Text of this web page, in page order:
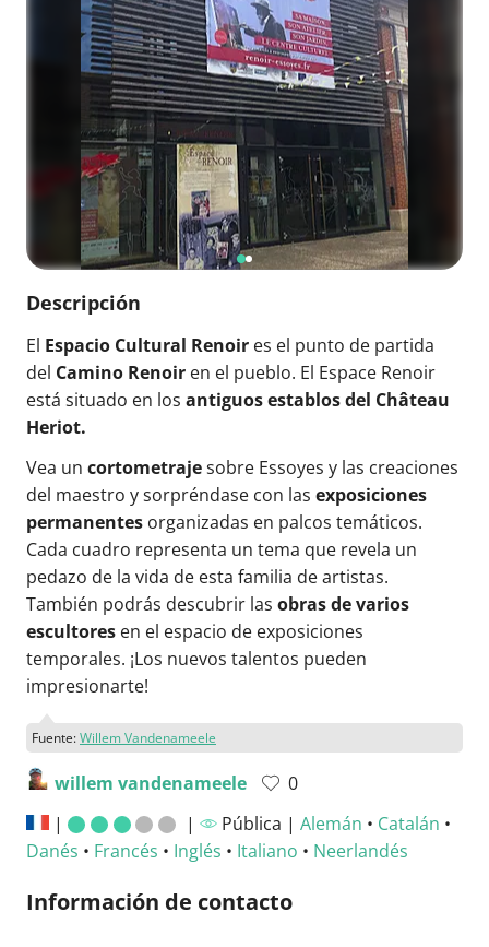
Descripción
El Espacio Cultural Renoir es el punto de partida
del Camino Renoir en el pueblo. El Espace Renoir
está situado en los antiguos establos del Château
Heriot.
Vea un cortometrajesobre Essoyes y las creaciones
del maestro y sorpréndase con las exposiciones
permanentes organizadas en palcos temáticos.
Cada cuadro representa un tema que revela un
pedazo de la vida de esta familia de artistas.
También podrás descubrir las obras de varios
escultores en el espacio de exposiciones
temporales. ¡Los nuevos talentos pueden
impresionarte!
Fuente:Willem Vandenameele
willem vandenameele
0
|
| Pública | Alemán • Catalán •
Danés • Francés • Inglés • Italiano • Neerlandés
Información de contacto